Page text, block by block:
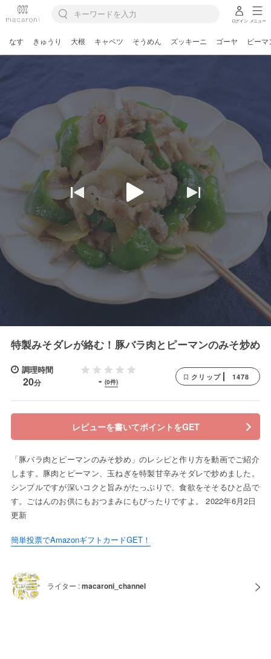
ログイン メニュー
なす きゅうり 大根 キャベツ そうめん ズッキーニ ゴーヤ ピーマ
特製みそダレが絡む！豚バラ肉とピーマンのみそ炒め
調理時間
20分 - (0件)
クリップ 1478
レビューを書いてポイントをGET
「豚バラ肉とピーマンのみそ炒め」のレシピと作り方を動画でご紹介
します。豚肉とピーマン、玉ねぎを特製甘辛みそダレで炒めました。
シンプルですが深いコクと旨みがたっぷりで、食欲をそそるひと品で
す。ごはんのお供にもおつまみにもぴったりですよ。 2022年6月2日
更新
簡単投票でAmazonギフトカードGET！
ライター :macaroni_channel